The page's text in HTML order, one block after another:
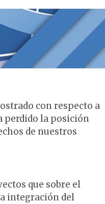
con respecto a
perdido la posición
de nuestros
que sobre el
integración del